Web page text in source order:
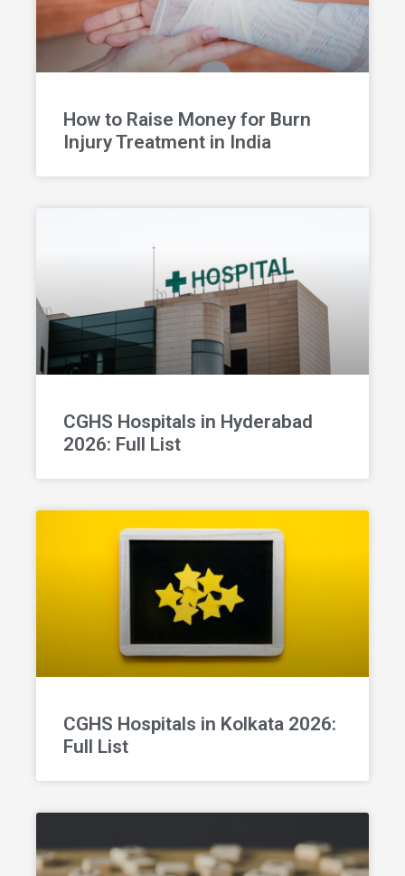
How to Raise Money for Burn
Injury Treatment in India
CGHS Hospitals in Hyderabad
2026: Full List
CGHS Hospitals in Kolkata 2026:
Full List